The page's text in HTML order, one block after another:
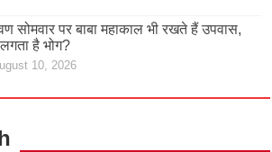
सोमवार पर बाबा महाकाल भी रखते हैं उपवास,
है भोग?
10, 2026